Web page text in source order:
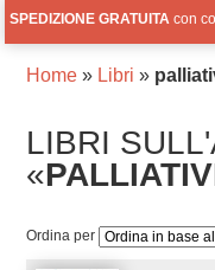
SPEDIZIONE GRATUITA con
Home» Libri »
LIBRI
«
Ordina per